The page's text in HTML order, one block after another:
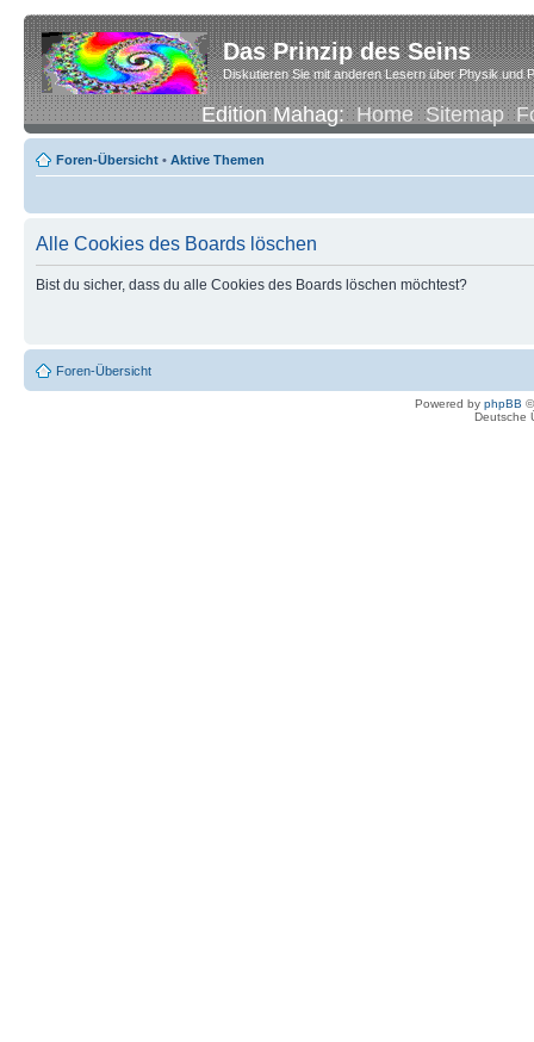
Das Prinzip des Seins
Diskutieren Sie mit anderen Lesern über Physik und
Edition Mahag:Home Sitemap
Foren-Übersicht • Aktive Themen
Alle Cookies des Boards löschen
Bist du sicher, dass du alle Cookies des Boards löschen möchtest?
Foren-Übersicht
Powered by phpBB
Deutsche